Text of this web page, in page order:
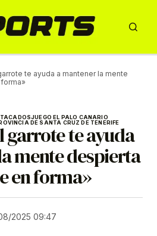
te ayuda a mantener la mente
JUEGO EL PALO CANARIO
DE SANTA CRUZ DE TENERIFE
garrote te ayuda
mente despierta
en forma»
2025 09:47